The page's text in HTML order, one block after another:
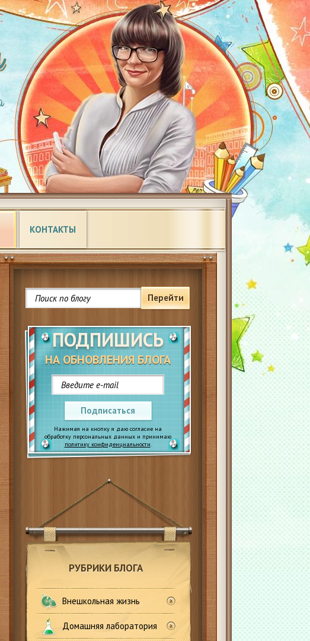
КОНТАКТЫ
Перейти
ПОДПИШИСЬ
НА ОБНОВЛЕНИЯ БЛОГА
Подписаться
Нажимая на кнопку я даю согласие на
обработку персональных данных и принимаю
политику конфиденциальности.
РУБРИКИ БЛОГА
Внешкольная жизнь
Домашняя лаборатория